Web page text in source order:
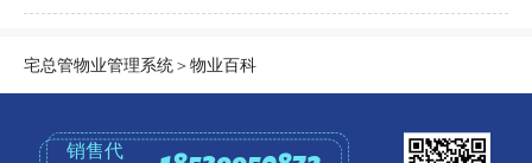
宅总管物业管理系统＞物业百科
销售代